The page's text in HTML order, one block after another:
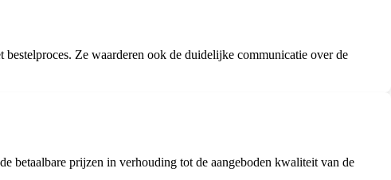
Ze waarderen ook de duidelijke communicatie over de
betaalbare prijzen in verhouding tot de aangeboden kwaliteit van de